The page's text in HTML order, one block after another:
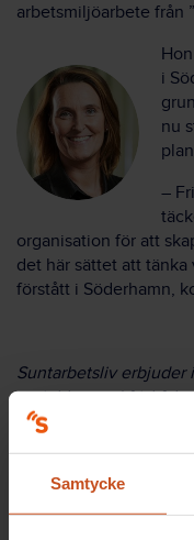
Samtycke
arbetsmiljöarbete från
i
nu
–
organisation för att
det här sättet att tänka
förstått i Söderhamn,
Suntarbetsliv erbjuder
att jobba med
Här kan du även
Titta också gärna på